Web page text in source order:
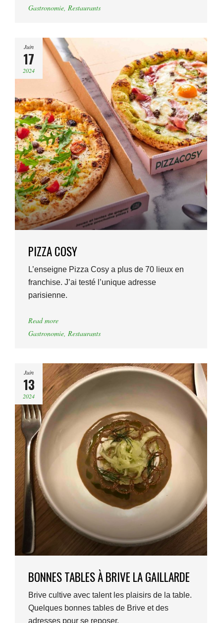
Gastronomie, Restaurants
Juin
17
2024
PIZZA COSY
L’enseigne Pizza Cosy a plus de 70 lieux en
franchise. J’ai testé l’unique adresse
parisienne.
Read more
Gastronomie, Restaurants
Juin
13
2024
BONNES TABLES À BRIVE LA GAILLARDE
Brive cultive avec talent les plaisirs de la table.
Quelques bonnes tables de Brive et des
adresses pour se reposer.